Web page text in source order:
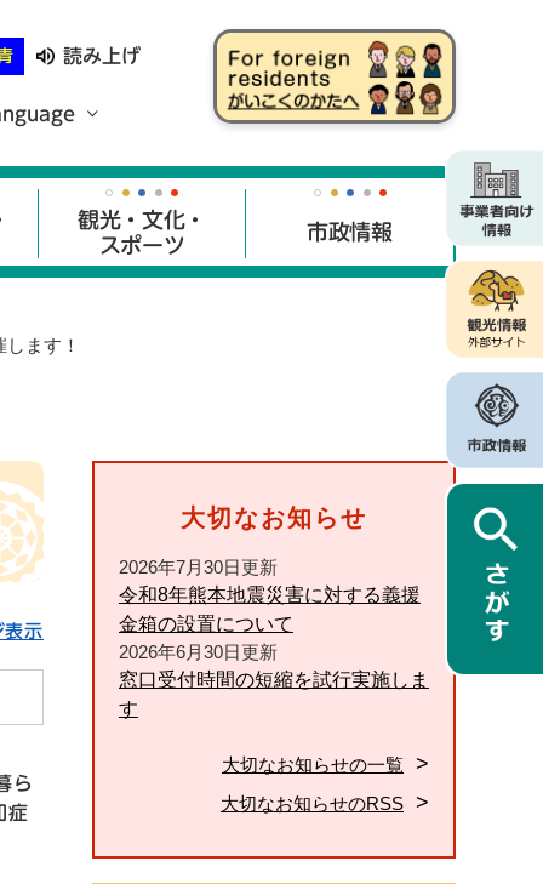
読み上げ
観光・文化・
スポーツ
市政情報
ます！
表示
ら
症
大切なお知らせ
2026年7月30日更新
令和8年熊本地震災害に対する義援
金箱の設置について
2026年6月30日更新
窓口受付時間の短縮を試行実施しま
す
大切なお知らせの一覧
大切なお知らせのRSS